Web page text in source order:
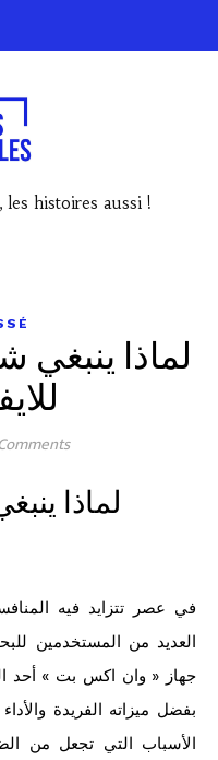
histoires aussi !
لماذا
لماذا
في عصر تتزايد فيه المنافسة في عالم الهواتف الذكية، يسعى
العديد من المستخدمين
جهاز « وان اكس بت » أحد
بفضل ميزاته الفريدة
الأسباب التي تجعل من